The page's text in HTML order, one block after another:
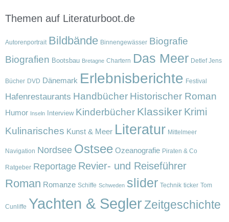
Themen auf Literaturboot.de
Autorenportrait Bildbände Binnengewässer Biografie
Biografien Bootsbau Bretagne Chartern Das Meer Detlef Jens
Bücher DVD Dänemark Erlebnisberichte Festival
Hafenrestaurants Handbücher Historischer Roman
Humor Inseln Interview Kinderbücher Klassiker Krimi
Kulinarisches Kunst & Meer Literatur Mittelmeer
Navigation Nordsee Ostsee Ozeanografie Piraten & Co
Ratgeber Reportage Revier- und Reiseführer
Roman Romanze Schiffe Schweden slider Technik ticker Tom
Cunliffe Yachten & SeglerZeitgeschichte